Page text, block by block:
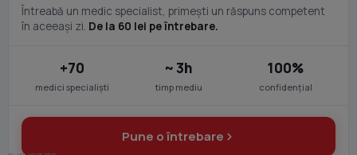
Întreabă un medic specialist, primești un răspuns competent
în aceeași zi. De la 60 lei pe întrebare.
+70
medici specialiști
~ 3h
timp mediu
100%
confidențial
Pune o întrebare